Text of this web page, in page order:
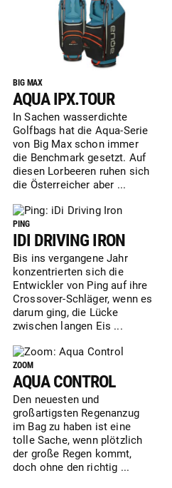
BIG MAX
AQUA IPX.TOUR
In Sachen wasserdichte
Golfbags hat die Aqua-Serie
von Big Max schon immer
die Benchmark gesetzt. Auf
diesen Lorbeeren ruhen sich
die Österreicher aber ...
PING
IDI DRIVING IRON
Bis ins vergangene Jahr
konzentrierten sich die
Entwickler von Ping auf ihre
Crossover-Schläger, wenn es
darum ging, die Lücke
zwischen langen Eis ...
ZOOM
AQUA CONTROL
Den neuesten und
großartigsten Regenanzug
im Bag zu haben ist eine
tolle Sache, wenn plötzlich
der große Regen kommt,
doch ohne den richtig ...